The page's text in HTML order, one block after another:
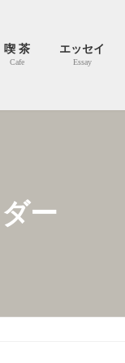
喫 茶
Cafe
エッセイ
Essay
ー